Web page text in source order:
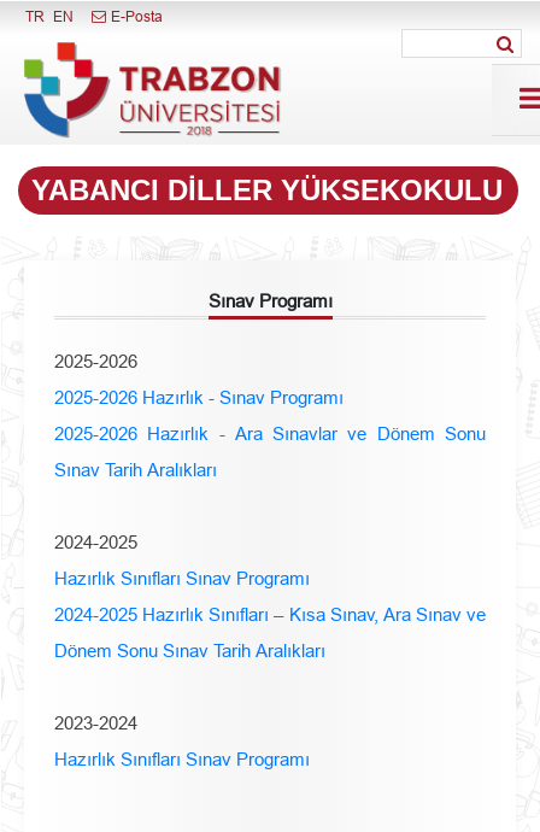
Menüyü Kapat
TR EN E-Posta
YABANCI DILLER YÜKSEKOKULU
Sınav Programı
2025-2026
2025-2026 Hazırlık - Sınav Programı
2025-2026 Hazırlık - Ara Sınavlar ve Dönem Sonu
Sınav Tarih Aralıkları
2024-2025
Hazırlık Sınıfları Sınav Programı
2024-2025 Hazırlık Sınıfları – Kısa Sınav, Ara Sınav ve
Dönem Sonu Sınav Tarih Aralıkları
2023-2024
Hazırlık Sınıfları Sınav Programı